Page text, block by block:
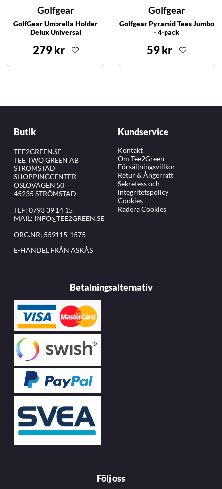
Golfgear
GolfGear Umbrella Holder
Delux Universal
279 kr
Golfgear
Golfgear Pyramid Tees Jumbo
- 4-pack
59 kr
Butik
TEE2GREEN.SE
TEE TWO GREEN AB
STRÖMSTAD
SHOPPINGCENTER
OSLOVÄGEN 50
45235 STRÖMSTAD
TLF: 0793 39 14 15
MAIL: INFO@TEE2GREEN.SE
ORG.NR: 559115-1575
E-HANDEL FRÅN ASKÅS
Kundservice
Kontakt
Om Tee2Green
Försäljningsvillkor
Retur & Ångerrätt
Sekretess och
integritetspolicy
Cookies
Radera Cookies
Betalningsalternativ
Följ oss